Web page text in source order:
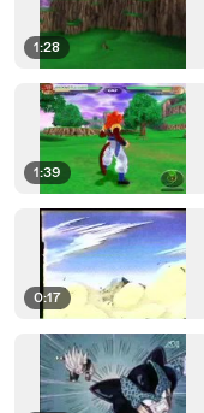
1:28
1:39
0:17